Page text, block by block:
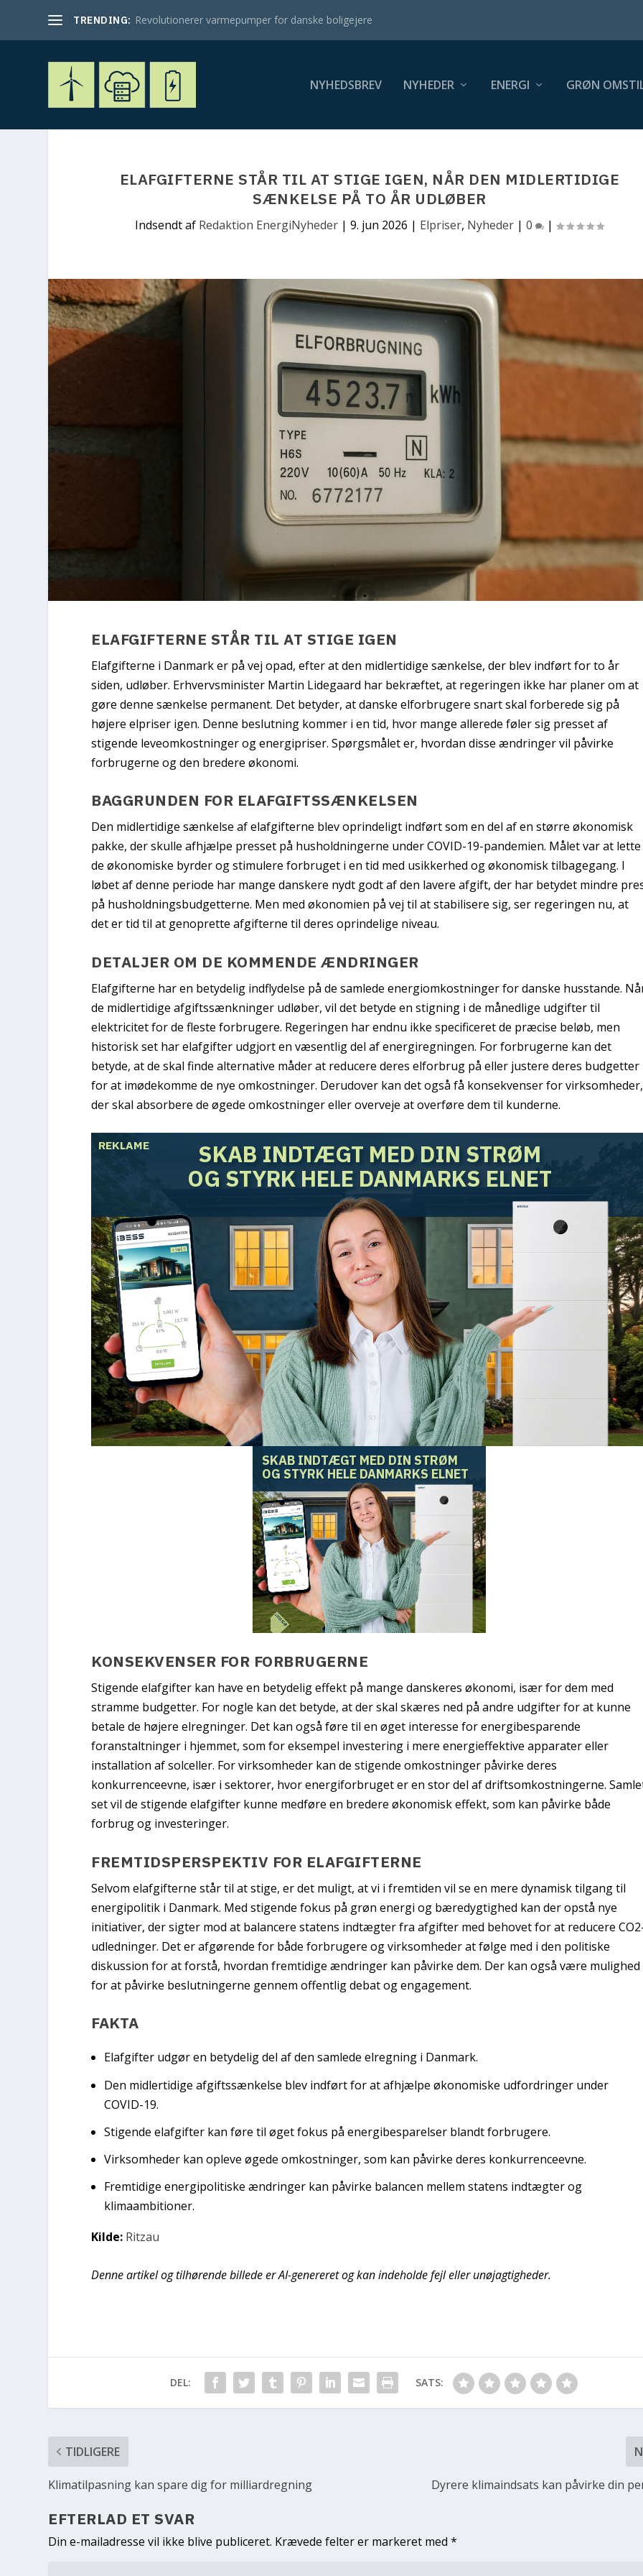
TRENDING: Revolutionerer varmepumper for danske boligejere
NYHEDSBREV NYHEDER ENERGI GRØN
ELAFGIFTERNE STÅR TIL AT STIGE IGEN, NÅR DEN MIDLERTIDIGE
SÆNKELSE PÅ TO ÅR UDLØBER
Indsendt af Redaktion EnergiNyheder |9. jun 2026 | Elpriser, Nyheder |0 |
ELAFGIFTERNE STÅR TIL AT STIGE IGEN
Elafgifterne i Danmark er på vej opad, efter at den midlertidige sænkelse, der blev indført for to år
siden, udløber. Erhvervsminister Martin Lidegaard har bekræftet, at regeringen ikke har planer om at
gøre denne sænkelse permanent. Det betyder, at danske elforbrugere snart skal forberede sig på
højere elpriser igen. Denne beslutning kommer i en tid, hvor mange allerede føler sig presset af
stigende leveomkostninger og energipriser. Spørgsmålet er, hvordan disse ændringer vil påvirke
forbrugerne og den bredere økonomi.
BAGGRUNDEN FOR ELAFGIFTSSÆNKELSEN
Den midlertidige sænkelse af elafgifterne blev oprindeligt indført som en del af en større økonomisk
pakke, der skulle afhjælpe presset på husholdningerne under COVID-19-pandemien. Målet var at lette
de økonomiske byrder og stimulere forbruget i en tid med usikkerhed og økonomisk tilbagegang. I
løbet af denne periode har mange danskere nydt godt af den lavere afgift, der har betydet mindre
på husholdningsbudgetterne. Men med økonomien på vej til at stabilisere sig, ser regeringen nu, at
det er tid til at genoprette afgifterne til deres oprindelige niveau.
DETALJER OM DE KOMMENDE ÆNDRINGER
Elafgifterne har en betydelig indflydelse på de samlede energiomkostninger for danske husstande.
de midlertidige afgiftssænkninger udløber, vil det betyde en stigning i de månedlige udgifter til
elektricitet for de fleste forbrugere. Regeringen har endnu ikke specificeret de præcise beløb, men
historisk set har elafgifter udgjort en væsentlig del af energiregningen. For forbrugerne kan det
betyde, at de skal finde alternative måder at reducere deres elforbrug på eller justere deres budgetter
for at imødekomme de nye omkostninger. Derudover kan det også få konsekvenser for virksomheder,
der skal absorbere de øgede omkostninger eller overveje at overføre dem til kunderne.
REKLAME
SKAB INDTÆGT MED DIN STRØM
OG STYRK HELE DANMARKS ELNET
SKAB INDTÆGT MED DIN STRØM
OG STYRK HELE DANMARKS ELNET
KONSEKVENSER FOR FORBRUGERNE
Stigende elafgifter kan have en betydelig effekt på mange danskeres økonomi, især for dem med
stramme budgetter. For nogle kan det betyde, at der skal skæres ned på andre udgifter for at kunne
betale de højere elregninger. Det kan også føre til en øget interesse for energibesparende
foranstaltninger i hjemmet, som for eksempel investering i mere energieffektive apparater eller
installation af solceller. For virksomheder kan de stigende omkostninger påvirke deres
konkurrenceevne, især i sektorer, hvor energiforbruget er en stor del af driftsomkostningerne.
set vil de stigende elafgifter kunne medføre en bredere økonomisk effekt, som kan påvirke både
forbrug og investeringer.
FREMTIDSPERSPEKTIV FOR ELAFGIFTERNE
Selvom elafgifterne står til at stige, er det muligt, at vi i fremtiden vil se en mere dynamisk tilgang til
energipolitik i Danmark. Med stigende fokus på grøn energi og bæredygtighed kan der opstå nye
initiativer, der sigter mod at balancere statens indtægter fra afgifter med behovet for at reducere
udledninger. Det er afgørende for både forbrugere og virksomheder at følge med i den politiske
diskussion for at forstå, hvordan fremtidige ændringer kan påvirke dem. Der kan også være mulighed
for at påvirke beslutningerne gennem offentlig debat og engagement.
FAKTA
Elafgifter udgør en betydelig del af den samlede elregning i Danmark.
Den midlertidige afgiftssænkelse blev indført for at afhjælpe økonomiske udfordringer under
COVID-19.
Stigende elafgifter kan føre til øget fokus på energibesparelser blandt forbrugere.
Virksomheder kan opleve øgede omkostninger, som kan påvirke deres konkurrenceevne.
Fremtidige energipolitiske ændringer kan påvirke balancen mellem statens indtægter og
klimaambitioner.
Kilde: Ritzau
Denne artikel og tilhørende billede er AI-genereret og kan indeholde fejl eller unøjagtigheder.
DEL: SATS:
TIDLIGERE
Klimatilpasning kan spare dig for milliardregning Dyrere klimaindsats kan påvirke din
EFTERLAD ET SVAR
Din e-mailadresse vil ikke blive publiceret. Krævede felter er markeret med*